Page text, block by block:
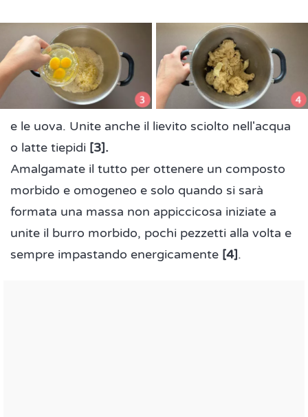
e le uova. Unite anche il lievito sciolto nell'acqua
o latte tiepidi [3].
Amalgamate il tutto per ottenere un composto
morbido e omogeneo e solo quando si sarà
formata una massa non appiccicosa iniziate a
unite il burro morbido, pochi pezzetti alla volta e
sempre impastando energicamente [4].